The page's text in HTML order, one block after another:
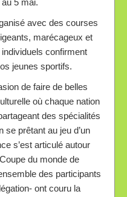
5 mai.
avec des courses
marécageux et
confirment
jeunes sportifs.
de faire de belles
où chaque nation
des spécialités
se prêtant au jeu d’un
s’est articulé autour
du monde de
des participants
ont couru la